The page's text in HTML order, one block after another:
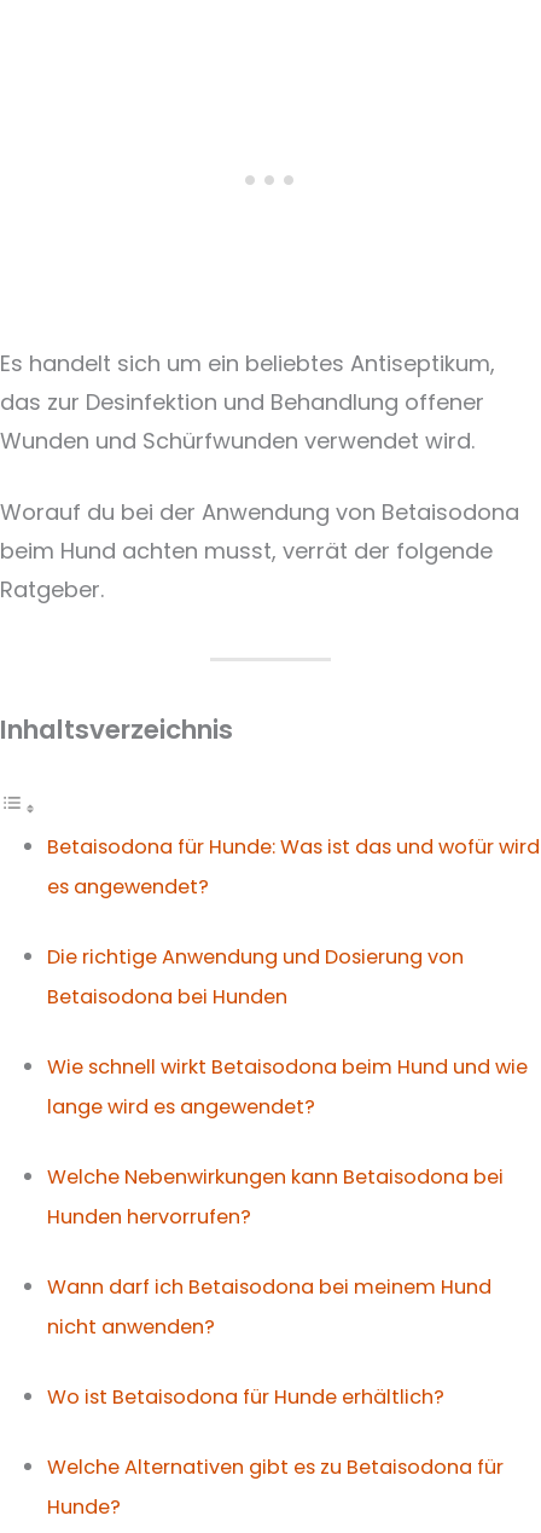
Es handelt sich um ein beliebtes Antiseptikum,
das zur Desinfektion und Behandlung offener
Wunden und Schürfwunden verwendet wird.
Worauf du bei der Anwendung von Betaisodona
beim Hund achten musst, verrät der folgende
Ratgeber.
Inhaltsverzeichnis
Betaisodona für Hunde: Was ist das und wofür wird
es angewendet?
Die richtige Anwendung und Dosierung von
Betaisodona bei Hunden
Wie schnell wirkt Betaisodona beim Hund und wie
lange wird es angewendet?
Welche Nebenwirkungen kann Betaisodona bei
Hunden hervorrufen?
Wann darf ich Betaisodona bei meinem Hund
nicht anwenden?
Wo ist Betaisodona für Hunde erhältlich?
Welche Alternativen gibt es zu Betaisodona für
Hunde?